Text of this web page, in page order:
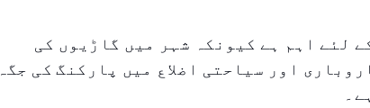
لئے اہم ہے کیونکہ شہر میں گاڑیوں کی
اور سیاحتی اضلاع میں پارکنگ کی جگہ